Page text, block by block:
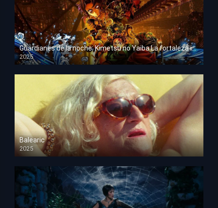
Guardianes de la noche: Kimetsu no Yaiba La fortaleza infinita
2025
HD 1080p
Balearic
2025
HD 1080p